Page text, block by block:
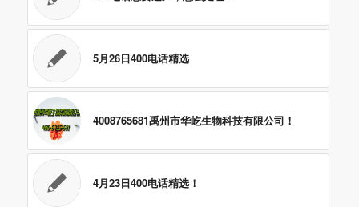
5月26日400电话精选
4008765681禹州市华屹生物科技有限公司！
4月23日400电话精选！